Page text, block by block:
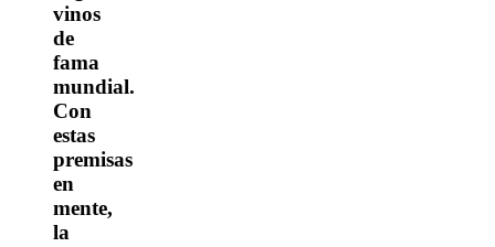
vinos
de
fama
mundial.
Con
estas
premisas
en
mente,
la